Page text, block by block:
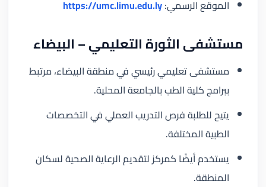
الموقع الرسمي:https://umc.limu.edu.ly
مستشفى الثورة التعليمي – البيضاء
مستشفى تعليمي رئيسي في منطقة البيضاء، مرتبط
ببرامج كلية الطب بالجامعة المحلية.
يتيح للطلبة فرص التدريب العملي في التخصصات
الطبية المختلفة.
يستخدم أيضًا كمركز لتقديم الرعاية الصحية لسكان
المنطقة.